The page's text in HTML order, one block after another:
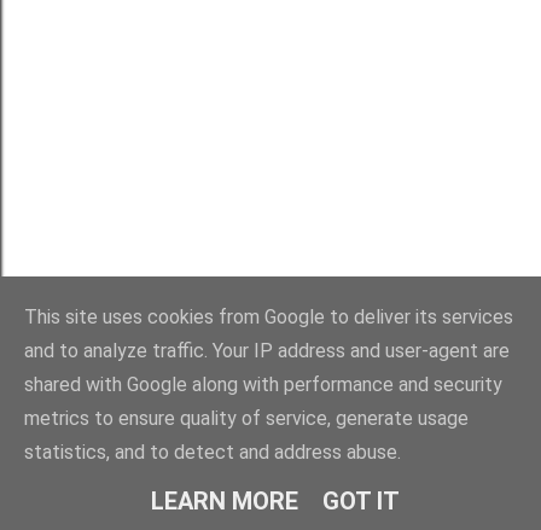
This site uses cookies from Google to deliver its services
and to analyze traffic. Your IP address and user-agent are
shared with Google along with performance and security
metrics to ensure quality of service, generate usage
statistics, and to detect and address abuse.
LEARN MORE GOT IT